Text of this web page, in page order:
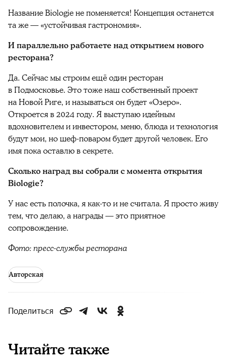
Название Biologie не поменяется! Концепция останется
та же — «устойчивая гастрономия».
И параллельно работаете над открытием нового
ресторана?
Да. Сейчас мы строим ещё один ресторан
в Подмосковье. Это тоже наш собственный проект
на Новой Риге, и называться он будет «Озеро».
Откроется в 2024 году. Я выступаю идейным
вдохновителем и инвестором, меню, блюда и технология
будут мои, но шеф-поваром будет другой человек. Его
имя пока оставлю в секрете.
Сколько наград вы собрали с момента открытия
Biologie?
У нас есть полочка, я как-то и не считала. Я просто живу
тем, что делаю, а награды — это приятное
сопровождение.
Фото: пресс-службы ресторана
Авторская
Поделиться
Читайте также